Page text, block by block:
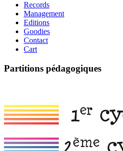
Records
Management
Editions
Goodies
Contact
Cart
Partitions pédagogiques